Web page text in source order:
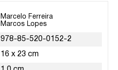
Marcelo Ferreira
Marcos Lopes
978-85-520-0152-2
16 x 23 cm